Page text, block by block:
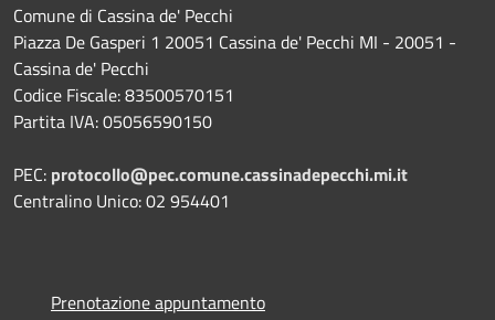
Comune di Cassina de' Pecchi
Piazza De Gasperi 1 20051 Cassina de' Pecchi MI - 20051 -
Cassina de' Pecchi
Codice Fiscale: 83500570151
Partita IVA: 05056590150
PEC: protocollo@pec.comune.cassinadepecchi.mi.it
Centralino Unico: 02 954401
Prenotazione appuntamento